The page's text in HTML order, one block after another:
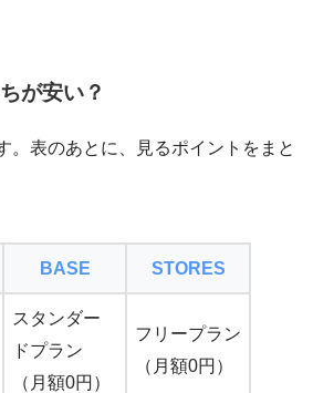
が安い？
。表のあとに、見るポイントをまと
BASE STORES
スタンダー
ドプラン
（月額0円）
フリープラン
（月額0円）